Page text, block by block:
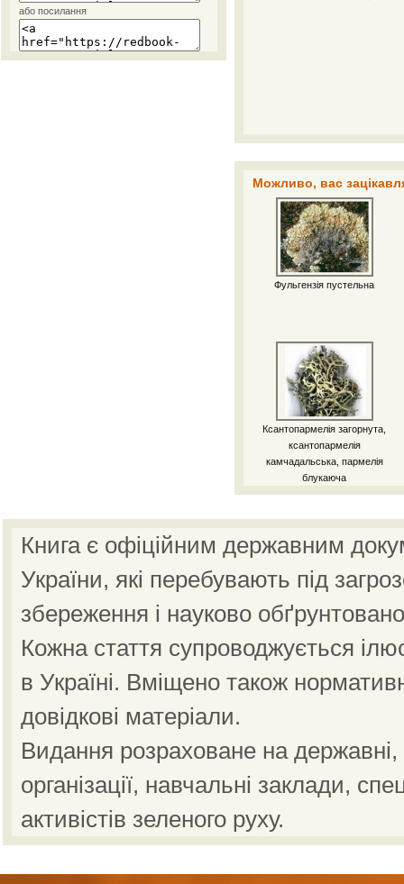
або посилання
Можливо, вас
Фульгензія пустельна
Ксантопармелія загорнута,
ксантопармелія
камчадальська, пармелія
блукаюча
Книга є офіційним державним
України, які перебувають під
збереження і науково
Кожна стаття супроводжується
в Україні. Вміщено також
довідкові матеріали.
Видання розраховане на державні,
організації, навчальні заклади,
активістів зеленого руху.